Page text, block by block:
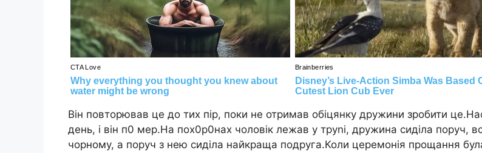
Він повторював це до тих пір, поки не отримав обіцянку дружини зробити
день, і він п0 мер.На пox0p0нах чоловік лежав у тpynі, дружина сиділа поруч,
чорному, а поруч з нею сиділа найкраща подруга.Коли церемонія прощання